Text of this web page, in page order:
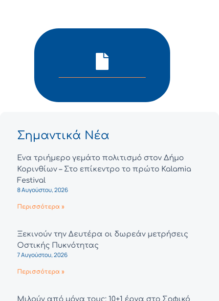
Σημαντικά Νέα
Ένα τριήμερο γεμάτο πολιτισμό στον Δήμο
Κορινθίων – Στο επίκεντρο το πρώτο Kalamia
Festival
8 Αυγούστου, 2026
Περισσότερα »
Ξεκινούν την Δευτέρα οι δωρεάν μετρήσεις
Οστικής Πυκνότητας
7 Αυγούστου, 2026
Περισσότερα »
Μιλούν από μόνα τους: 10+1 έργα στο Σοφικό